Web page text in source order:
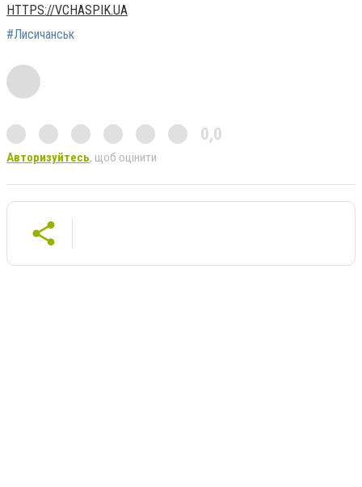
HTTPS://VCHASPIK.UA
#Лисичанськ
0,0
Авторизуйтесь, щоб оцінити